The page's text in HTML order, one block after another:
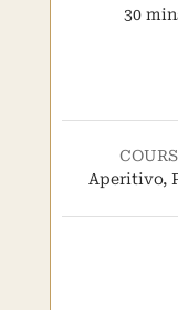
30
Aperitivo,